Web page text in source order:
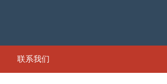
联系我们